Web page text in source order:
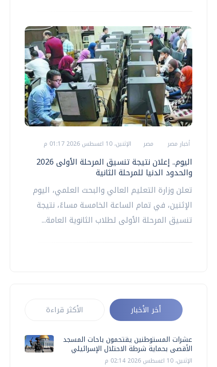
أخبار مصر مصر الإثنين، 10 اغسطس 2026 01:17 م
اليوم.. إعلان نتيجة تنسيق المرحلة الأولى 2026
والحدود الدنيا للمرحلة الثانية
تعلن وزارة التعليم العالي والبحث العلمي، اليوم
الإثنين، في تمام الساعة الخامسة مساءً، نتيجة
تنسيق المرحلة الأولى لطلاب الثانوية العامة...
أخر الأخبار الأكثر قراءة
عشرات المستوطنين يقتحمون باحات المسجد
الأقصى بحماية شرطة الاحتلال الإسرائيلي
الإثنين، 10 اغسطس 2026 02:14 م